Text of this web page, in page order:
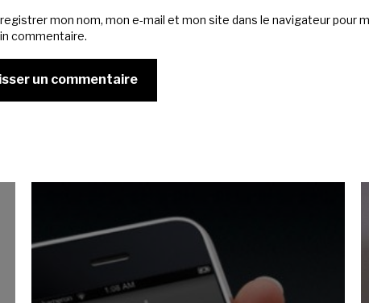
mon nom, mon e-mail et mon site dans le navigateur pour
commentaire.